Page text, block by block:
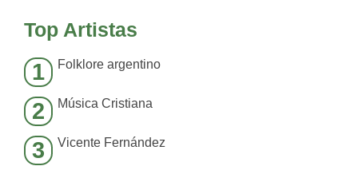
Top Artistas
1 Folklore argentino
2 Música Cristiana
3 Vicente Fernández